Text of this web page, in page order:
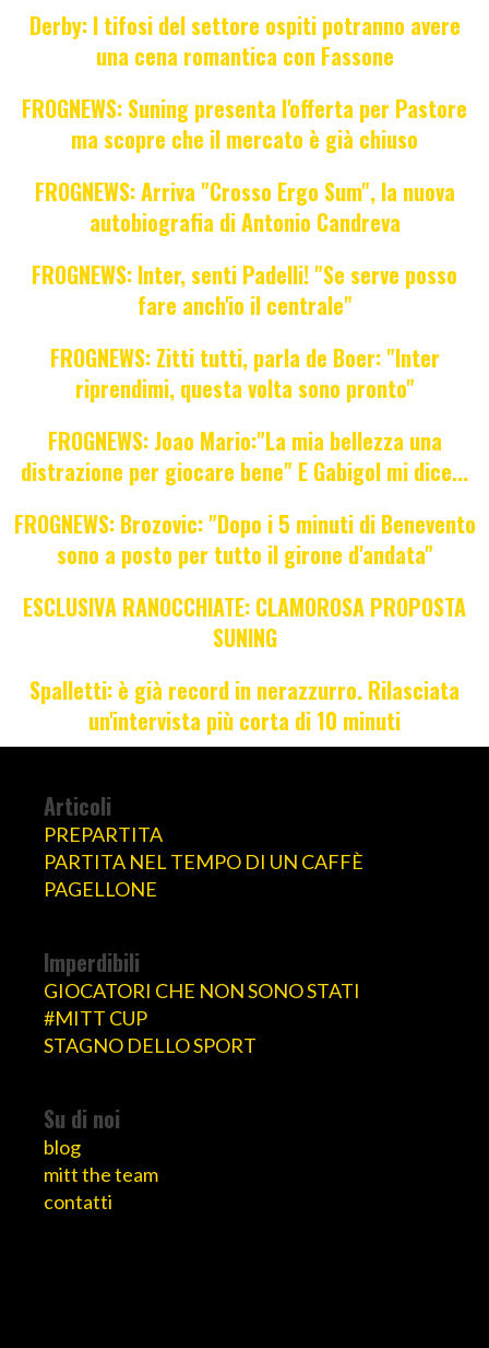
Derby: I tifosi del settore ospiti potranno avere
una cena romantica con Fassone
FROGNEWS: Suning presenta l'offerta per Pastore
ma scopre che il mercato è già chiuso
FROGNEWS: Arriva "Crosso Ergo Sum", la nuova
autobiografia di Antonio Candreva
FROGNEWS: Inter, senti Padelli! "Se serve posso
fare anch'io il centrale"
FROGNEWS: Zitti tutti, parla de Boer: "Inter
riprendimi, questa volta sono pronto"
FROGNEWS: Joao Mario:"La mia bellezza una
distrazione per giocare bene" E Gabigol mi dice...
FROGNEWS: Brozovic: "Dopo i 5 minuti di Benevento
sono a posto per tutto il girone d'andata"
ESCLUSIVA RANOCCHIATE: CLAMOROSA PROPOSTA
SUNING
Spalletti: è già record in nerazzurro. Rilasciata
un'intervista più corta di 10 minuti
Articoli
PREPARTITA
PARTITA NEL TEMPO DI UN CAFFÈ
PAGELLONE
Imperdibili
GIOCATORI CHE NON SONO STATI
#MITT CUP
STAGNO DELLO SPORT
Su di noi
blog
mitt the team
contatti